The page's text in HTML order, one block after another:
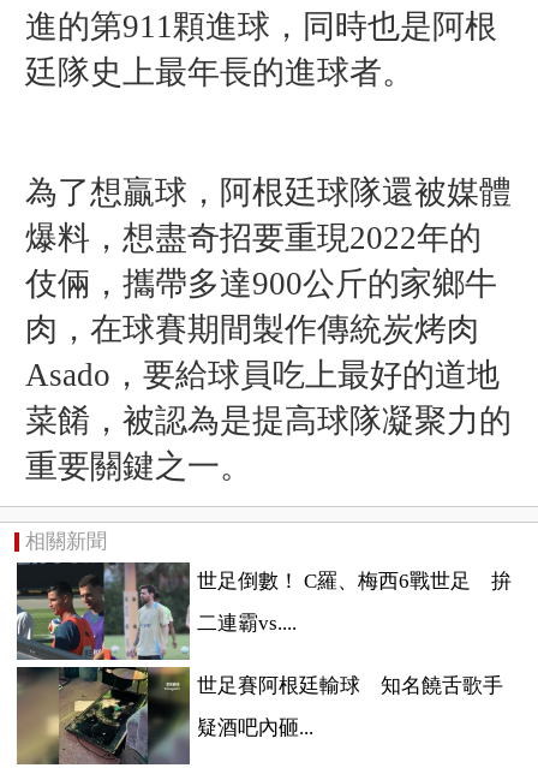
進的第911顆進球，同時也是阿根
廷隊史上最年長的進球者。
為了想贏球，阿根廷球隊還被媒體
爆料，想盡奇招要重現2022年的
伎倆，攜帶多達900公斤的家鄉牛
肉，在球賽期間製作傳統炭烤肉
Asado，要給球員吃上最好的道地
菜餚，被認為是提高球隊凝聚力的
重要關鍵之一。
相關新聞
世足倒數！ C羅、梅西6戰世足 拚
二連霸vs....
世足賽阿根廷輸球 知名饒舌歌手
疑酒吧內砸...